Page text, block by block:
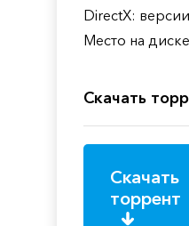
DirectX:
Место на
Скачать
Скачать
торрент